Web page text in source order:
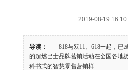
2019-08-19
导读：
818与双11、618一起，已
的超燃巴士品牌营销活动在全国各地
科书式的智慧零售营销样